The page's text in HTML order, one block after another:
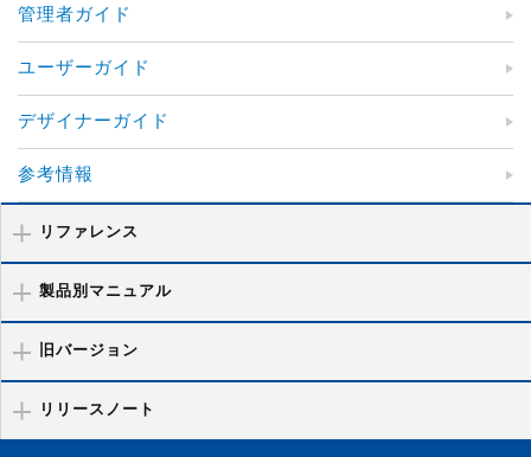
管理者ガイド
ユーザーガイド
デザイナーガイド
参考情報
リファレンス
製品別マニュアル
旧バージョン
リリースノート